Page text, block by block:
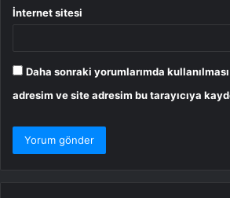
İnternet sitesi
Daha sonraki yorumlarımda
adresim ve site adresim bu tarayıcıya